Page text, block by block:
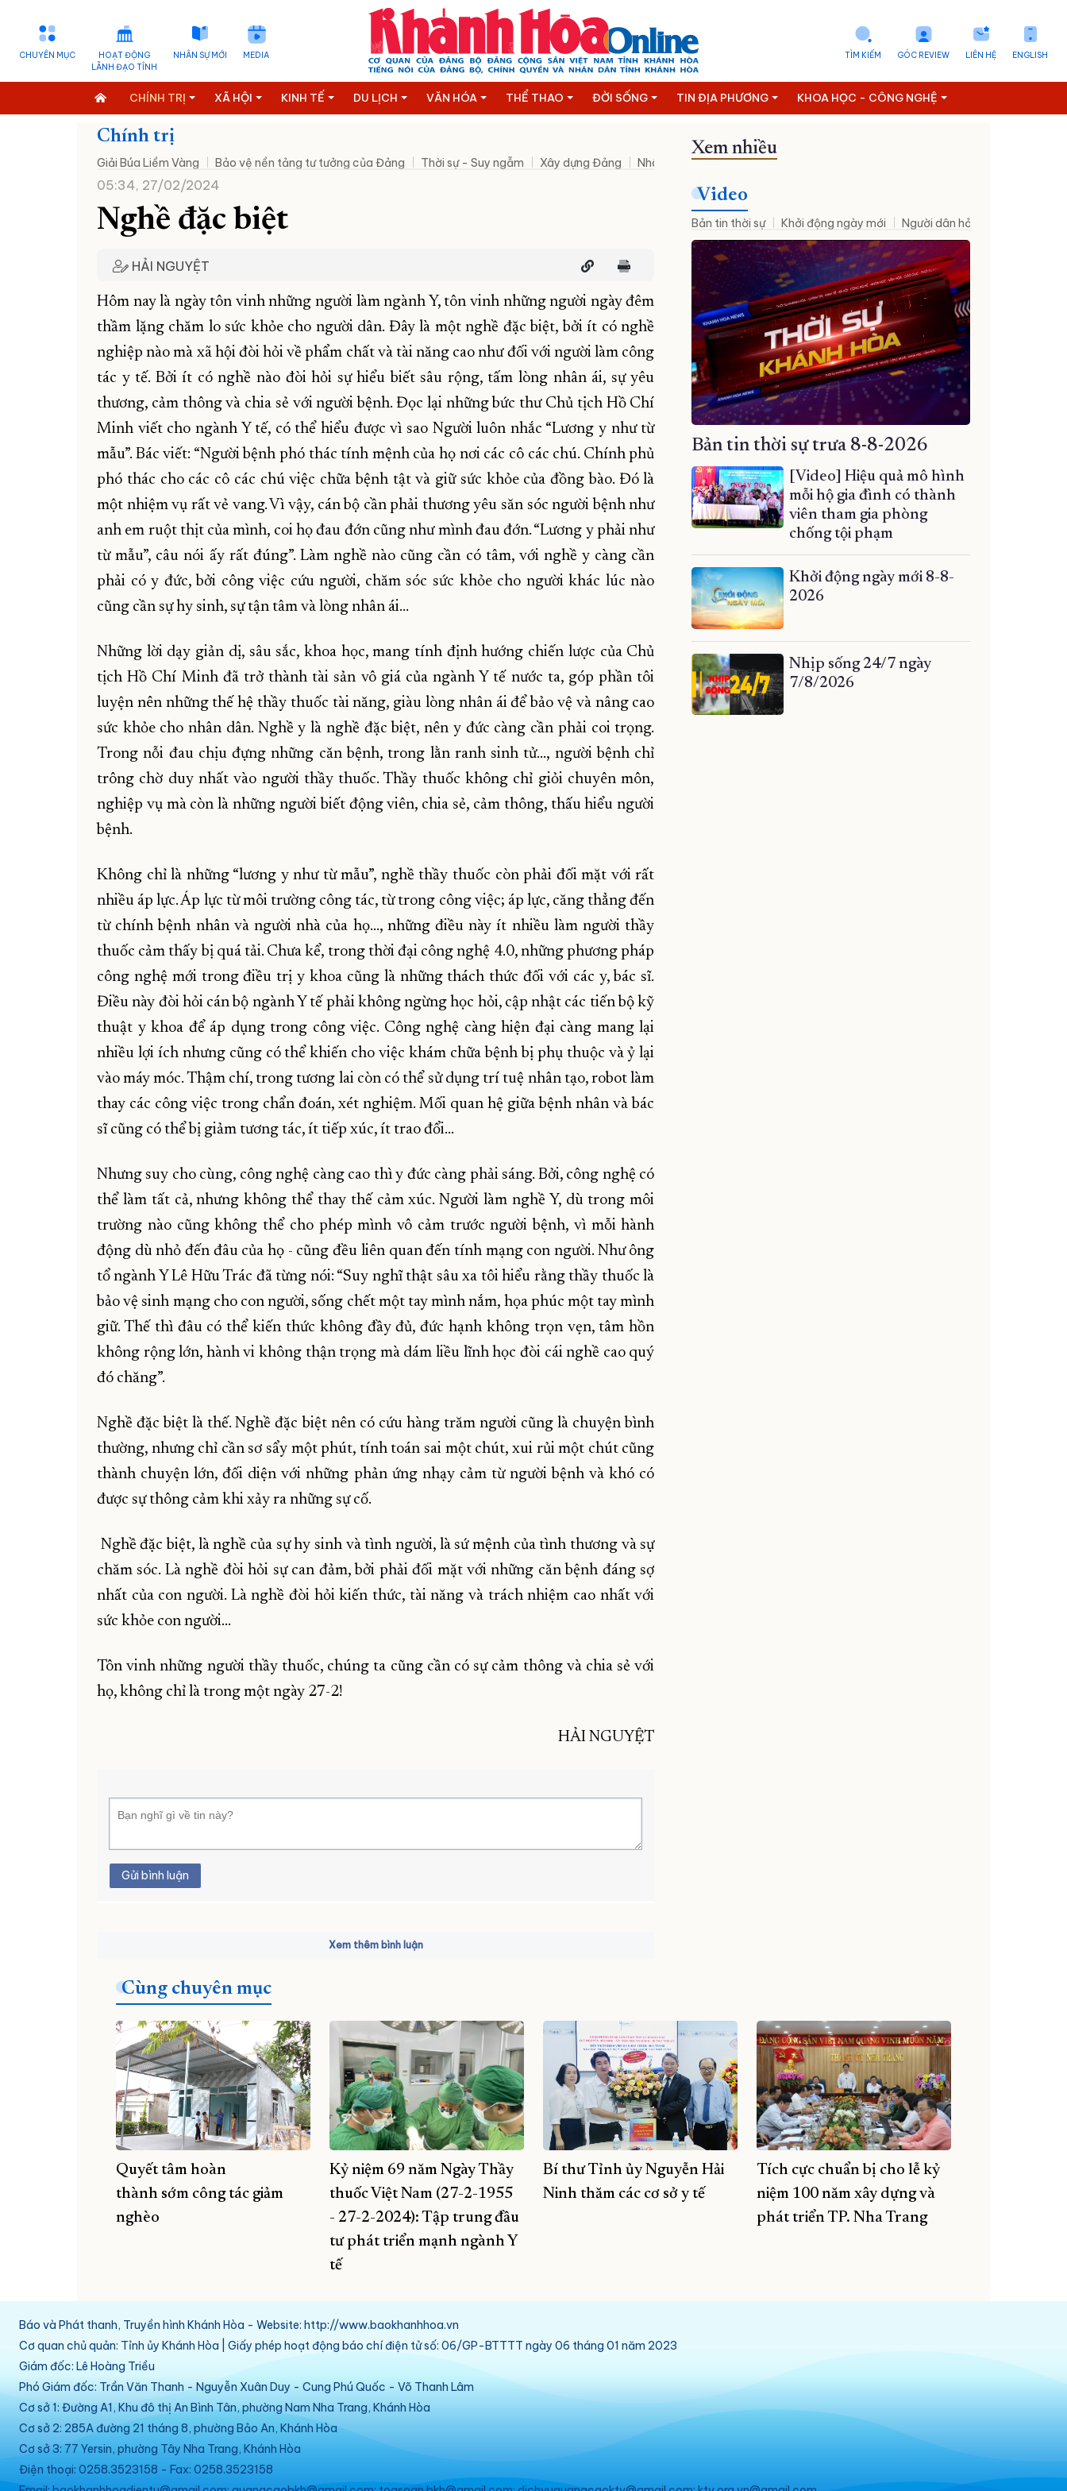
CHUYÊN MỤC
HOẠT ĐỘNG
LÃNH ĐẠO TỈNH
NHÂN SỰ MỚI MEDIA ENGLISH
LIÊN HỆ
GÓC REVIEW
TÌM KIẾM
CHÍNH TRỊ XÃ HỘI KINH TẾ DU LỊCH VĂN HÓA THỂ THAO ĐỜI SỐNG TIN ĐỊA PHƯƠNG KHOA HỌC - CÔNG NGHỆ
Chính trị
Giải Búa Liềm Vàng Bảo vệ nền tảng tư tưởng của Đảng Thời sự - Suy ngẫm Xây dựng Đảng Nhân sự mới Đưa NQ09 vào cuộc sống
05:34, 27/02/2024
Nghề đặc biệt
HẢI NGUYỆT
Hôm nay là ngày tôn vinh những người làm ngành Y, tôn vinh những người ngày đêm
thầm lặng chăm lo sức khỏe cho người dân. Đây là một nghề đặc biệt, bởi ít có nghề
nghiệp nào mà xã hội đòi hỏi về phẩm chất và tài năng cao như đối với người làm công
tác y tế. Bởi ít có nghề nào đòi hỏi sự hiểu biết sâu rộng, tấm lòng nhân ái, sự yêu
thương, cảm thông và chia sẻ với người bệnh. Đọc lại những bức thư Chủ tịch Hồ Chí
Minh viết cho ngành Y tế, có thể hiểu được vì sao Người luôn nhắc “Lương y như từ
mẫu”. Bác viết: “Người bệnh phó thác tính mệnh của họ nơi các cô các chú. Chính phủ
phó thác cho các cô các chú việc chữa bệnh tật và giữ sức khỏe của đồng bào. Đó là
một nhiệm vụ rất vẻ vang. Vì vậy, cán bộ cần phải thương yêu săn sóc người bệnh như
anh em ruột thịt của mình, coi họ đau đớn cũng như mình đau đớn. “Lương y phải như
từ mẫu”, câu nói ấy rất đúng”. Làm nghề nào cũng cần có tâm, với nghề y càng cần
phải có y đức, bởi công việc cứu người, chăm sóc sức khỏe cho người khác lúc nào
cũng cần sự hy sinh, sự tận tâm và lòng nhân ái…
Những lời dạy giản dị, sâu sắc, khoa học, mang tính định hướng chiến lược của Chủ
tịch Hồ Chí Minh đã trở thành tài sản vô giá của ngành Y tế nước ta, góp phần tôi
luyện nên những thế hệ thầy thuốc tài năng, giàu lòng nhân ái để bảo vệ và nâng cao
sức khỏe cho nhân dân. Nghề y là nghề đặc biệt, nên y đức càng cần phải coi trọng.
Trong nỗi đau chịu đựng những căn bệnh, trong lằn ranh sinh tử…, người bệnh chỉ
trông chờ duy nhất vào người thầy thuốc. Thầy thuốc không chỉ giỏi chuyên môn,
nghiệp vụ mà còn là những người biết động viên, chia sẻ, cảm thông, thấu hiểu người
bệnh.
Không chỉ là những “lương y như từ mẫu”, nghề thầy thuốc còn phải đối mặt với rất
nhiều áp lực. Áp lực từ môi trường công tác, từ trong công việc; áp lực, căng thẳng đến
từ chính bệnh nhân và người nhà của họ…, những điều này ít nhiều làm người thầy
thuốc cảm thấy bị quá tải. Chưa kể, trong thời đại công nghệ 4.0, những phương pháp
công nghệ mới trong điều trị y khoa cũng là những thách thức đối với các y, bác sĩ.
Điều này đòi hỏi cán bộ ngành Y tế phải không ngừng học hỏi, cập nhật các tiến bộ kỹ
thuật y khoa để áp dụng trong công việc. Công nghệ càng hiện đại càng mang lại
nhiều lợi ích nhưng cũng có thể khiến cho việc khám chữa bệnh bị phụ thuộc và ỷ lại
vào máy móc. Thậm chí, trong tương lai còn có thể sử dụng trí tuệ nhân tạo, robot làm
thay các công việc trong chẩn đoán, xét nghiệm. Mối quan hệ giữa bệnh nhân và bác
sĩ cũng có thể bị giảm tương tác, ít tiếp xúc, ít trao đổi…
Nhưng suy cho cùng, công nghệ càng cao thì y đức càng phải sáng. Bởi, công nghệ có
thể làm tất cả, nhưng không thể thay thế cảm xúc. Người làm nghề Y, dù trong môi
trường nào cũng không thể cho phép mình vô cảm trước người bệnh, vì mỗi hành
động dù nhỏ đến đâu của họ - cũng đều liên quan đến tính mạng con người. Như ông
tổ ngành Y Lê Hữu Trác đã từng nói: “Suy nghĩ thật sâu xa tôi hiểu rằng thầy thuốc là
bảo vệ sinh mạng cho con người, sống chết một tay mình nắm, họa phúc một tay mình
giữ. Thế thì đâu có thể kiến thức không đầy đủ, đức hạnh không trọn vẹn, tâm hồn
không rộng lớn, hành vi không thận trọng mà dám liều lĩnh học đòi cái nghề cao quý
đó chăng”.
Nghề đặc biệt là thế. Nghề đặc biệt nên có cứu hàng trăm người cũng là chuyện bình
thường, nhưng chỉ cần sơ sẩy một phút, tính toán sai một chút, xui rủi một chút cũng
thành chuyện lớn, đối diện với những phản ứng nhạy cảm từ người bệnh và khó có
được sự thông cảm khi xảy ra những sự cố.
Nghề đặc biệt, là nghề của sự hy sinh và tình người, là sứ mệnh của tình thương và sự
chăm sóc. Là nghề đòi hỏi sự can đảm, bởi phải đối mặt với những căn bệnh đáng sợ
nhất của con người. Là nghề đòi hỏi kiến thức, tài năng và trách nhiệm cao nhất với
sức khỏe con người…
Tôn vinh những người thầy thuốc, chúng ta cũng cần có sự cảm thông và chia sẻ với
họ, không chỉ là trong một ngày 27-2!
HẢI NGUYỆT
Gửi bình luận
Xem thêm bình luận
Xem nhiều
Video
Bản tin thời sự Khởi động ngày mới Người dân hỏi – Cơ quan nhà
Bản tin thời sự trưa 8-8-2026
[Video] Hiệu quả mô hình
mỗi hộ gia đình có thành
viên tham gia phòng
chống tội phạm
Khởi động ngày mới 8-8-
2026
Nhịp sống 24/7 ngày
7/8/2026
Cùng chuyên mục
Quyết tâm hoàn
thành sớm công tác giảm
nghèo
Kỷ niệm 69 năm Ngày Thầy
thuốc Việt Nam (27-2-1955
- 27-2-2024): Tập trung đầu
tư phát triển mạnh ngành Y
tế
Bí thư Tỉnh ủy Nguyễn Hải
Ninh thăm các cơ sở y tế
Tích cực chuẩn bị cho lễ kỷ
niệm 100 năm xây dựng và
phát triển TP. Nha Trang
Báo và Phát thanh, Truyền hình Khánh Hòa - Website: http://www.baokhanhhoa.vn
Cơ quan chủ quản: Tỉnh ủy Khánh Hòa | Giấy phép hoạt động báo chí điện tử số: 06/GP-BTTTT ngày 06 tháng 01 năm 2023
Giám đốc: Lê Hoàng Triều
Phó Giám đốc: Trần Văn Thanh - Nguyễn Xuân Duy - Cung Phú Quốc - Võ Thanh Lâm
Cơ sở 1: Đường A1, Khu đô thị An Bình Tân, phường Nam Nha Trang, Khánh Hòa
Cơ sở 2: 285A đường 21 tháng 8, phường Bảo An, Khánh Hòa
Cơ sở 3: 77 Yersin, phường Tây Nha Trang, Khánh Hòa
Điện thoại: 0258.3523158 - Fax: 0258.3523158